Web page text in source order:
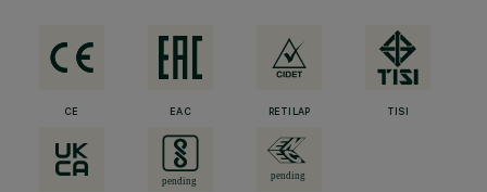
CE EAC RETILAP TISI